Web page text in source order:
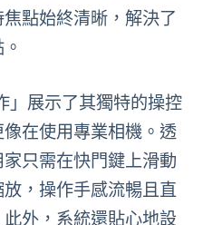
點始終清晰，解決了
」展示了其獨特的操控
在使用專業相機。透
只需在快門鍵上滑動
，操作手感流暢且直
外，系統還貼心地設